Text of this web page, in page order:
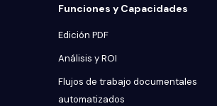
Funciones y Capacidades
Edición PDF
Análisis y ROI
Flujos de trabajo documentales
automatizados